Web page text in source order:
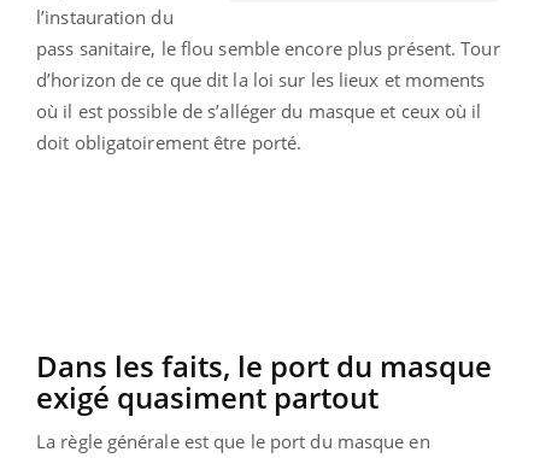
l’instauration du
pass sanitaire, le flou semble encore plus présent. Tour
d’horizon de ce que dit la loi sur les lieux et moments
où il est possible de s’alléger du masque et ceux où il
doit obligatoirement être porté.
Dans les faits, le port du masque
exigé quasiment partout
La règle générale est que le port du masque en